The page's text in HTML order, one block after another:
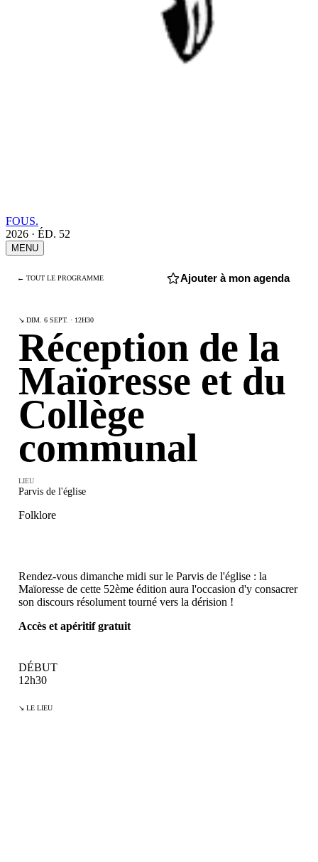
FOUS.
2026 · ÉD. 52
MENU
← TOUT LE PROGRAMME Ajouter à mon agenda
↘ DIM. 6 SEPT. · 12H30
Réception de la
Maïoresse et du
Collège
communal
LIEU
Parvis de l'église
Folklore
Rendez-vous dimanche midi sur le Parvis de l'église : la
Maïoresse de cette 52ème édition aura l'occasion d'y consacrer
son discours résolument tourné vers la dérision !
Accès et apéritif gratuit
DÉBUT
12h30
↘ LE LIEU